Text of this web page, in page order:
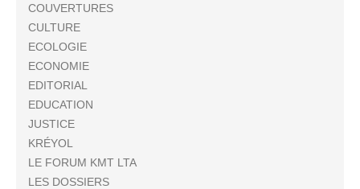
COUVERTURES
CULTURE
ECOLOGIE
ECONOMIE
EDITORIAL
EDUCATION
JUSTICE
KRÉYOL
LE FORUM KMT LTA
LES DOSSIERS